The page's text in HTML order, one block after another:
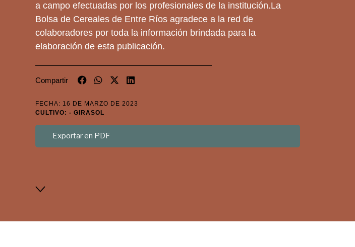
a campo efectuadas por los profesionales de la institución.La
Bolsa de Cereales de Entre Ríos agradece a la red de
colaboradores por toda la información brindada para la
elaboración de esta publicación.
Compartir
FECHA: 16 DE MARZO DE 2023
CULTIVO: - GIRASOL
Exportar en PDF